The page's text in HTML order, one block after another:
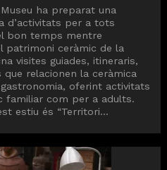
ha preparat una
d’activitats per a tots
bon temps mentre
patrimoni ceràmic de la
visites guiades, itineraris,
relacionen la ceràmica
oferint activitats
familiar com per a adults.
estiu és “Territori...